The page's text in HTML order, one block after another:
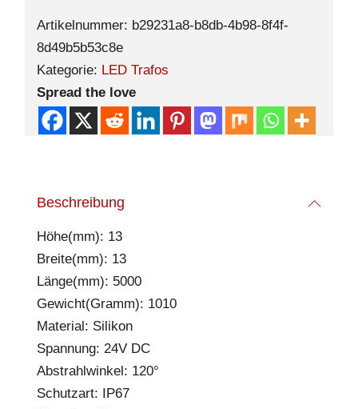
Artikelnummer: b29231a8-b8db-4b98-8f4f-
8d49b5b53c8e
Kategorie: LED Trafos
Spread the love
Beschreibung
Höhe(mm): 13
Breite(mm): 13
Länge(mm): 5000
Gewicht(Gramm): 1010
Material: Silikon
Spannung: 24V DC
Abstrahlwinkel: 120°
Schutzart: IP67